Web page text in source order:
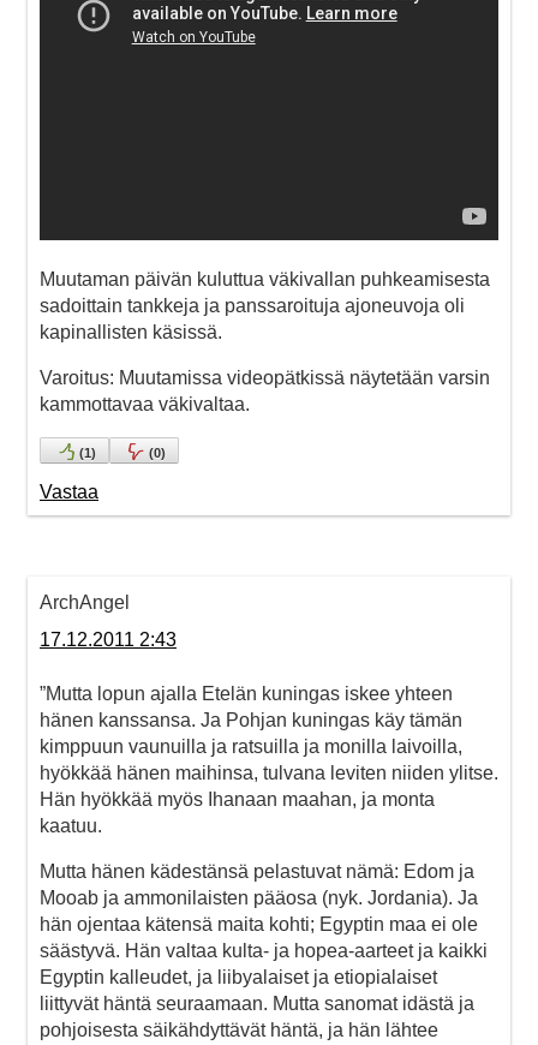
Muutaman päivän kuluttua väkivallan puhkeamisesta
sadoittain tankkeja ja panssaroituja ajoneuvoja oli
kapinallisten käsissä.
Varoitus: Muutamissa videopätkissä näytetään varsin
kammottavaa väkivaltaa.
(1) (0)
Vastaa
ArchAngel
17.12.2011 2:43
”Mutta lopun ajalla Etelän kuningas iskee yhteen
hänen kanssansa. Ja Pohjan kuningas käy tämän
kimppuun vaunuilla ja ratsuilla ja monilla laivoilla,
hyökkää hänen maihinsa, tulvana leviten niiden ylitse.
Hän hyökkää myös Ihanaan maahan, ja monta
kaatuu.
Mutta hänen kädestänsä pelastuvat nämä: Edom ja
Mooab ja ammonilaisten pääosa (nyk. Jordania). Ja
hän ojentaa kätensä maita kohti; Egyptin maa ei ole
säästyvä. Hän valtaa kulta- ja hopea-aarteet ja kaikki
Egyptin kalleudet, ja liibyalaiset ja etiopialaiset
liittyvät häntä seuraamaan. Mutta sanomat idästä ja
pohjoisesta säikähdyttävät häntä, ja hän lähtee